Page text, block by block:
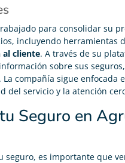
para consolidar su
incluyendo herramientas
al cliente. A través de su
sobre sus
compañía sigue enfocada
del servicio y la atención
Seguro en
seguro, es importante que